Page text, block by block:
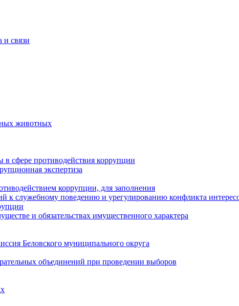
и связи
животных
сфере противодействия коррупции
экспертиза
коррупции, для заполнения
к служебному поведению и урегулированию конфликта
и обязательствах имущественного характера
Беловского муниципального округа
объединений при проведении выборов